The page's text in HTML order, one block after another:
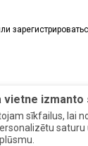
vietne izmanto
sīkfailus, lai